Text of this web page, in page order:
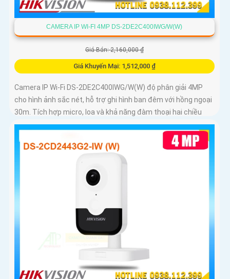
CAMERA IP WI-FI 4MP DS-2DE2C400IWG/W(W)
Giá Bán: 2,160,000 ₫
Giá Khuyến Mại: 1,512,000 ₫
Camera IP Wi-Fi DS-2DE2C400IWG/W(W) độ phân giải 4MP
cho hình ảnh sắc nét, hỗ trợ ghi hình ban đêm với hồng ngoại
30m. Tích hợp micro, loa và khả năng đàm thoại hai chiều